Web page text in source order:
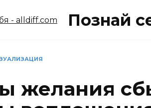
Познай
желания